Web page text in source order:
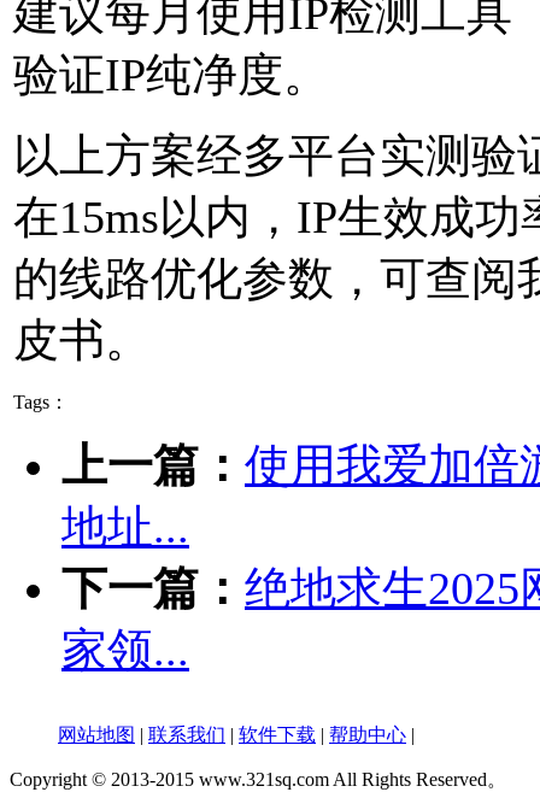
建议每月使用IP检测工具
验证IP纯净度。
以上方案经多平台实测验
在15ms以内，IP生效成
的线路优化参数，可查阅
皮书。
Tags：
上一篇： 使用我爱加倍
地址...
下一篇： 绝地求生
家领...
网站地图 | 联系我们 | 软件下载 | 帮助中心 |
Copyright © 2013-2015 www.321sq.com All Rights Reserved。